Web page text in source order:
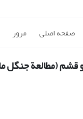
صفحه اصلی مرور
(مطالعة جنگل